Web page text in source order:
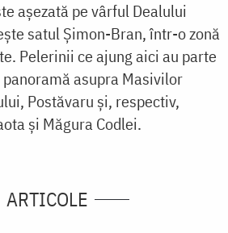
aşezată pe vârful Dealului
satul Şimon-Bran, într-o zonă
Pelerinii ce ajung aici au parte
asupra Masivilor
Postăvaru şi, respectiv,
şi Măgura Codlei.
ARTICOLE